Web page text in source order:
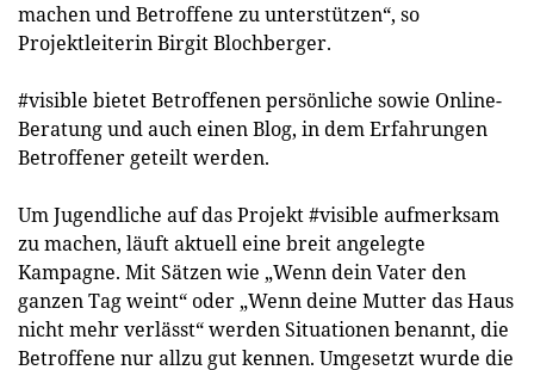
machen und Betroffene zu unterstützen“, so
Projektleiterin Birgit Blochberger.
#visible bietet Betroffenen persönliche sowie Online-
Beratung und auch einen Blog, in dem Erfahrungen
Betroffener geteilt werden.
Um Jugendliche auf das Projekt #visible aufmerksam
zu machen, läuft aktuell eine breit angelegte
Kampagne. Mit Sätzen wie „Wenn dein Vater den
ganzen Tag weint“ oder „Wenn deine Mutter das Haus
nicht mehr verlässt“ werden Situationen benannt, die
Betroffene nur allzu gut kennen. Umgesetzt wurde die